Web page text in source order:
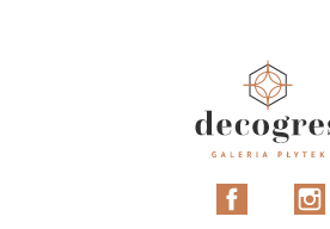
Facebook